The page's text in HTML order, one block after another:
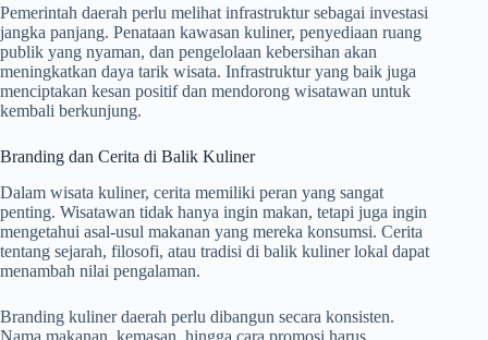
Pemerintah daerah perlu melihat infrastruktur sebagai investasi
jangka panjang. Penataan kawasan kuliner, penyediaan ruang
publik yang nyaman, dan pengelolaan kebersihan akan
meningkatkan daya tarik wisata. Infrastruktur yang baik juga
menciptakan kesan positif dan mendorong wisatawan untuk
kembali berkunjung.
Branding dan Cerita di Balik Kuliner
Dalam wisata kuliner, cerita memiliki peran yang sangat
penting. Wisatawan tidak hanya ingin makan, tetapi juga ingin
mengetahui asal-usul makanan yang mereka konsumsi. Cerita
tentang sejarah, filosofi, atau tradisi di balik kuliner lokal dapat
menambah nilai pengalaman.
Branding kuliner daerah perlu dibangun secara konsisten.
Nama makanan, kemasan, hingga cara promosi harus